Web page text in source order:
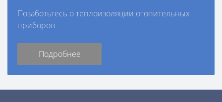
Позаботьтесь о теплоизоляции отопительных
приборов
Подробнее